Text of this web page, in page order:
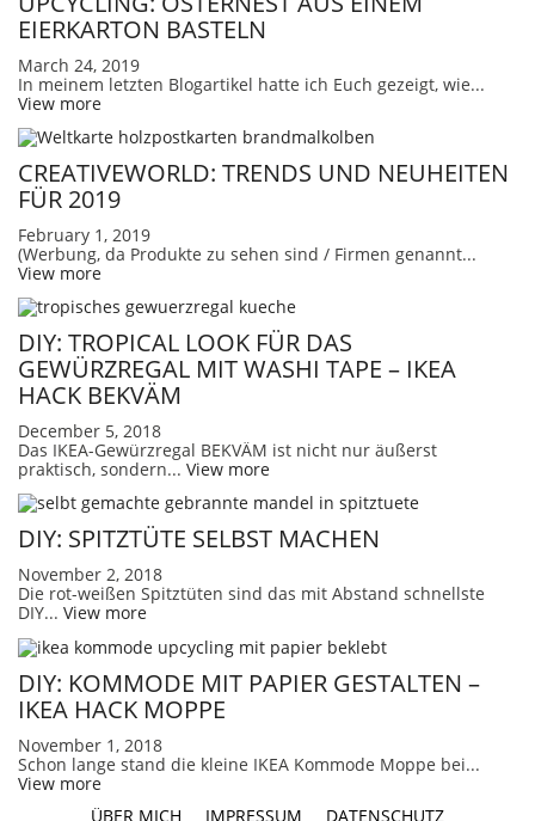
EIERKARTON BASTELN
March 24, 2019
In meinem letzten Blogartikel hatte ich Euch gezeigt, wie...
View more
CREATIVEWORLD: TRENDS UND NEUHEITEN
FÜR 2019
February 1, 2019
(Werbung, da Produkte zu sehen sind / Firmen genannt...
View more
DIY: TROPICAL LOOK FÜR DAS
GEWÜRZREGAL MIT WASHI TAPE – IKEA
HACK BEKVÄM
December 5, 2018
Das IKEA-Gewürzregal BEKVÄM ist nicht nur äußerst
praktisch, sondern... View more
DIY: SPITZTÜTE SELBST MACHEN
November 2, 2018
Die rot-weißen Spitztüten sind das mit Abstand schnellste
DIY... View more
DIY: KOMMODE MIT PAPIER GESTALTEN –
IKEA HACK MOPPE
November 1, 2018
Schon lange stand die kleine IKEA Kommode Moppe bei...
View more
ÜBER MICH IMPRESSUM DATENSCHUTZ